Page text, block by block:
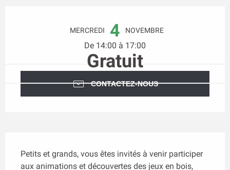
MERCREDI 4 NOVEMBRE
De 14:00 à 17:00
Gratuit
CONTACTEZ-NOUS
Petits et grands, vous êtes invités à venir participer
aux animations et découvertes des jeux en bois,